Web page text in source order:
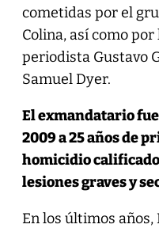
cometidas por el
Colina, así como
periodista Gustavo
Samuel Dyer.
El exmandatario
2009 a 25 años de
homicidio
lesiones graves y
En los últimos